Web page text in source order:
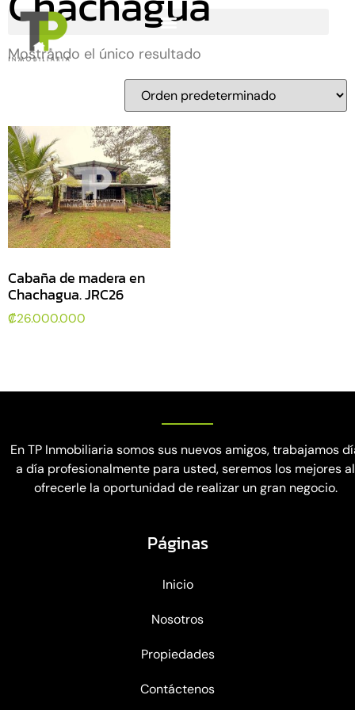
Mostrando el único resultado
Cabaña de madera en
Chachagua. JRC26
₡26.000.000
En TP Inmobiliaria somos sus nuevos amigos, trabajamos
a día profesionalmente para usted, seremos los mejores al
ofrecerle la oportunidad de realizar un gran negocio.
Páginas
Inicio
Nosotros
Propiedades
Contáctenos